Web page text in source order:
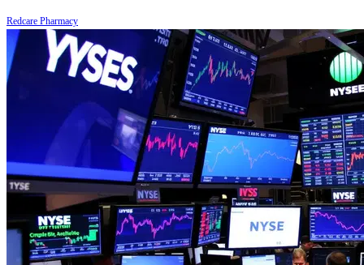
Redcare Pharmacy